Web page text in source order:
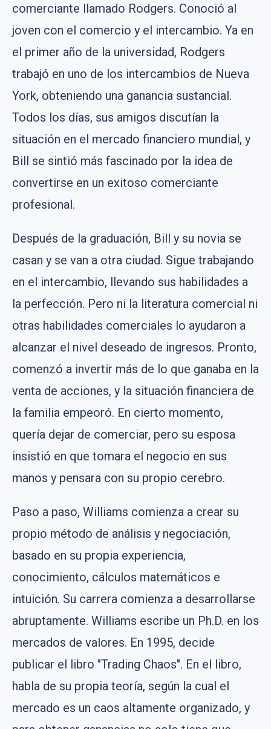
comerciante llamado Rodgers. Conoció al
joven con el comercio y el intercambio. Ya en
el primer año de la universidad, Rodgers
trabajó en uno de los intercambios de Nueva
York, obteniendo una ganancia sustancial.
Todos los días, sus amigos discutían la
situación en el mercado financiero mundial, y
Bill se sintió más fascinado por la idea de
convertirse en un exitoso comerciante
profesional.
Después de la graduación, Bill y su novia se
casan y se van a otra ciudad. Sigue trabajando
en el intercambio, llevando sus habilidades a
la perfección. Pero ni la literatura comercial ni
otras habilidades comerciales lo ayudaron a
alcanzar el nivel deseado de ingresos. Pronto,
comenzó a invertir más de lo que ganaba en la
venta de acciones, y la situación financiera de
la familia empeoró. En cierto momento,
quería dejar de comerciar, pero su esposa
insistió en que tomara el negocio en sus
manos y pensara con su propio cerebro.
Paso a paso, Williams comienza a crear su
propio método de análisis y negociación,
basado en su propia experiencia,
conocimiento, cálculos matemáticos e
intuición. Su carrera comienza a desarrollarse
abruptamente. Williams escribe un Ph.D. en los
mercados de valores. En 1995, decide
publicar el libro "Trading Chaos". En el libro,
habla de su propia teoría, según la cual el
mercado es un caos altamente organizado, y